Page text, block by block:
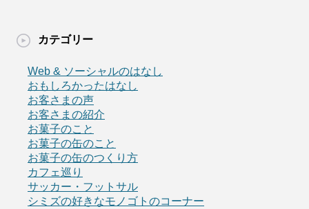
カテゴリー
Web & ソーシャルのはなし
おもしろかったはなし
お客さまの声
お客さまの紹介
お菓子のこと
お菓子の缶のこと
お菓子の缶のつくり方
カフェ巡り
サッカー・フットサル
シミズの好きなモノゴトのコーナー